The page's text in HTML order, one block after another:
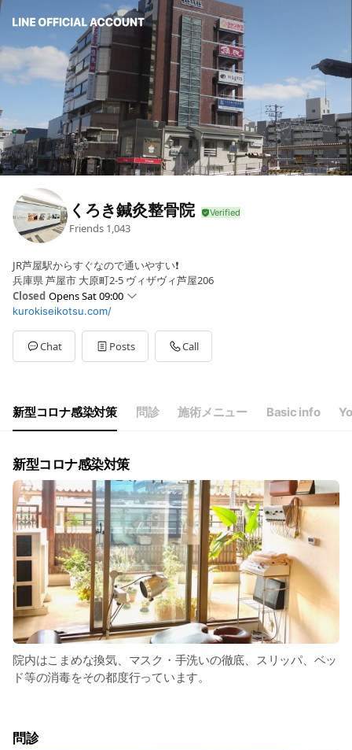
くろき鍼灸整骨院
Friends 1,043
JR芦屋駅からすぐなので通いやすい❗️
兵庫県 芦屋市 大原町2-5 ヴィザヴィ芦屋206
Closed Opens Sat 09:00
SunClosed
Mon09:00 - 13:00,15:00 - 20:00
Tue09:00 - 13:00,15:00 - 20:00
Wed09:00 - 13:00,15:00 - 20:00
Sat09:00 - 13:00
kurokiseikotsu.com/
Chat Posts Call
新型コロナ感染対策 問診 施術メニュー Basic info
新型コロナ感染対策
院内はこまめな換気、マスク・手洗いの徹底、スリッパ、ベッ
ド等の消毒をその都度行っています。
問診